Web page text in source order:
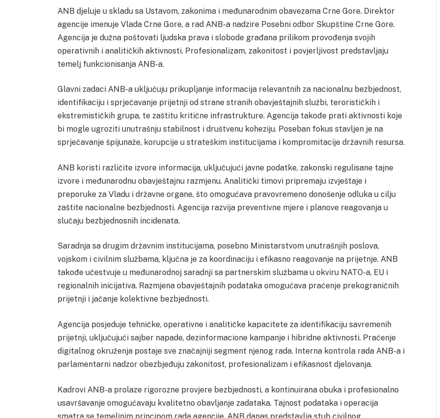
ANB djeluje u skladu sa Ustavom, zakonima i međunarodnim obavezama Crne Gore. Direktor
agencije imenuje Vlada Crne Gore, a rad ANB-a nadzire Posebni odbor Skupštine Crne Gore.
Agencija je dužna poštovati ljudska prava i slobode građana prilikom provođenja svojih
operativnih i analitičkih aktivnosti. Profesionalizam, zakonitost i povjerljivost predstavljaju
temelj funkcionisanja ANB-a.
Glavni zadaci ANB-a uključuju prikupljanje informacija relevantnih za nacionalnu bezbjednost,
identifikaciju i sprječavanje prijetnji od strane stranih obavještajnih službi, terorističkih i
ekstremističkih grupa, te zaštitu kritične infrastrukture. Agencija takođe prati aktivnosti koje
bi mogle ugroziti unutrašnju stabilnost i društvenu koheziju. Poseban fokus stavljen je na
sprječavanje špijunaže, korupcije u strateškim institucijama i kompromitacije državnih resursa.
ANB koristi različite izvore informacija, uključujući javne podatke, zakonski regulisane tajne
izvore i međunarodnu obavještajnu razmjenu. Analitički timovi pripremaju izvještaje i
preporuke za Vladu i državne organe, što omogućava pravovremeno donošenje odluka u cilju
zaštite nacionalne bezbjednosti. Agencija razvija preventivne mjere i planove reagovanja u
slučaju bezbjednosnih incidenata.
Saradnja sa drugim državnim institucijama, posebno Ministarstvom unutrašnjih poslova,
vojskom i civilnim službama, ključna je za koordinaciju i efikasno reagovanje na prijetnje. ANB
takođe učestvuje u međunarodnoj saradnji sa partnerskim službama u okviru NATO-a, EU i
regionalnih inicijativa. Razmjena obavještajnih podataka omogućava praćenje prekograničnih
prijetnji i jačanje kolektivne bezbjednosti.
Agencija posjeduje tehničke, operativne i analitičke kapacitete za identifikaciju savremenih
prijetnji, uključujući sajber napade, dezinformacione kampanje i hibridne aktivnosti. Praćenje
digitalnog okruženja postaje sve značajniji segment njenog rada. Interna kontrola rada ANB-a i
parlamentarni nadzor obezbjeđuju zakonitost, profesionalizam i efikasnost djelovanja.
Kadrovi ANB-a prolaze rigorozne provjere bezbjednosti, a kontinuirana obuka i profesionalno
usavršavanje omogućavaju kvalitetno obavljanje zadataka. Tajnost podataka i operacija
smatra se temeljnim principom rada agencije. ANB danas predstavlja stub civilnog